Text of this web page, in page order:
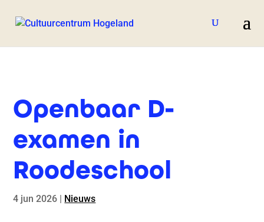
Openbaar D-
examen in
Roodeschool
4 jun 2026 | Nieuws